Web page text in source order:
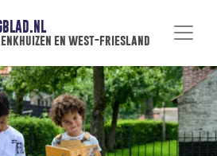
en west-friesland